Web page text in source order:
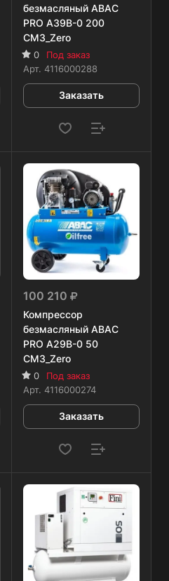
безмасляный ABAC
PRO A39B-0 200
CM3_Zero
0
Под заказ
Арт. 4116000288
Заказать
100 210
Компрессор
безмасляный ABAC
PRO A29B-0 50
CM3_Zero
0
Под заказ
Арт. 4116000274
Заказать